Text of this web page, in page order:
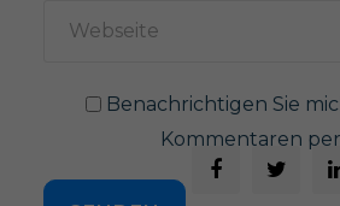
Benachrichtigen Sie
Kommentaren per